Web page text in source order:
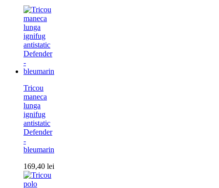
Tricou
maneca
lunga
ignifug
antistatic
Defender
-
bleumarin
169,40 lei